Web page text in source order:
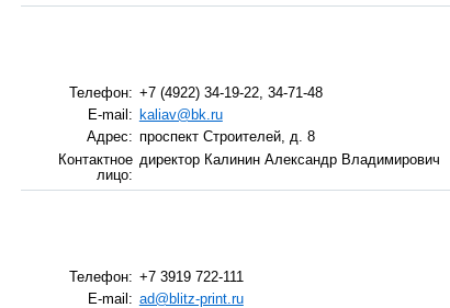
Телефон: +7 (4922) 34-19-22, 34-71-48
E-mail:
kaliav@bk.ru
Адрес: проспект Строителей, д. 8
Контактное
лицо:
директор Калинин Александр Владимирович
Телефон: +7 3919 722-111
E-mail: ad@blitz-print.ru